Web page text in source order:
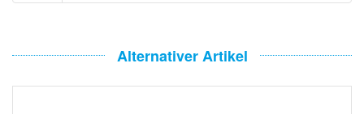
Alternativer Artikel